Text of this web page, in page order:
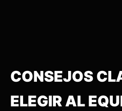
CONSEJOS
ELEGIR AL